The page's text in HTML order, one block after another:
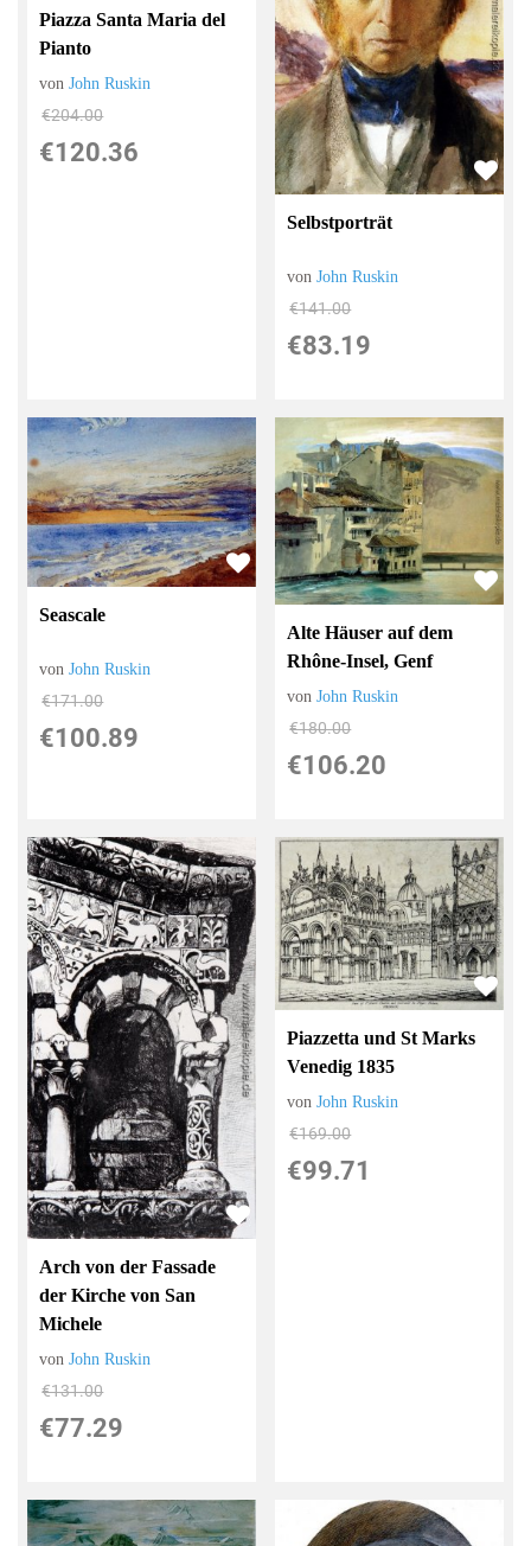
Piazza Santa Maria del
Pianto
vonJohn Ruskin
€204.00
€120.36
Selbstporträt
vonJohn Ruskin
€141.00
€83.19
Seascale
vonJohn Ruskin
€171.00
€100.89
Alte Häuser auf dem
Rhône-Insel, Genf
vonJohn Ruskin
€180.00
€106.20
Arch von der Fassade
der Kirche von San
Michele
vonJohn Ruskin
€131.00
€77.29
Piazzetta und St Marks
Venedig 1835
vonJohn Ruskin
€169.00
€99.71